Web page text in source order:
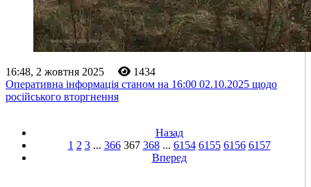
16:48, 2 жовтня 2025
1434
Оперативна інформація станом на 16:00 02.10.2025 щодо
російського вторгнення
Назад
1 2 3 ... 366 367 368 ... 6154 6155 6156 6157
Вперед